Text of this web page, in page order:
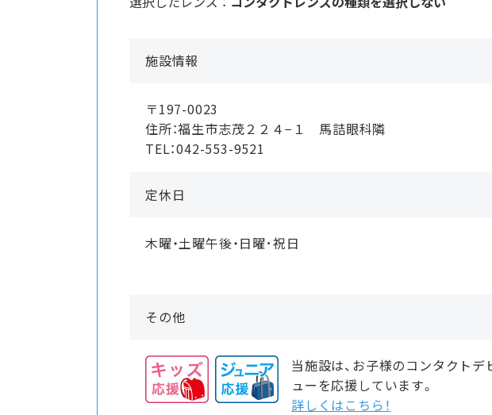
施設情報
〒197-0023
住所：福生市志茂２２４−１ 馬詰眼科隣
TEL：042-553-9521
定休日
木曜・土曜午後・日曜･祝日
その他
当施設は、お子様のコンタクトデ
ューを応援しています。
詳しくはこちら！